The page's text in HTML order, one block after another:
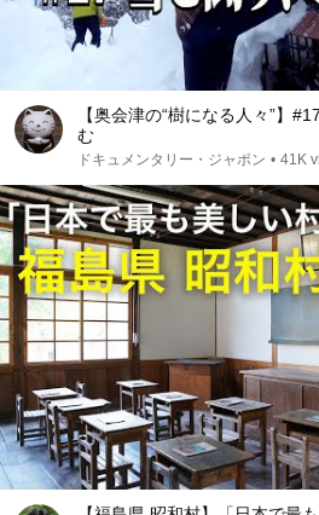
【奥会津の“樹になる人々”】
む
ドキュメンタリー・ジャポン • 41K